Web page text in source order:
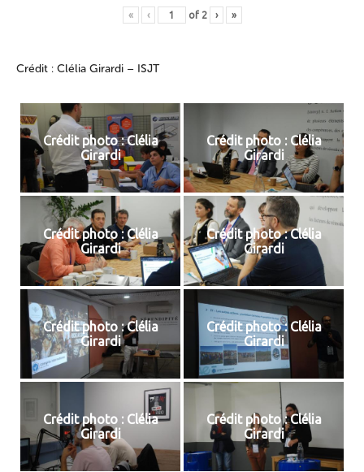
« ‹ of 2 › »
Crédit : Clélia Girardi – ISJT
Crédit photo : Clélia
Girardi
Crédit photo : Clélia
Girardi
Crédit photo : Clélia
Girardi
Crédit photo : Clélia
Girardi
Crédit photo : Clélia
Girardi
Crédit photo : Clélia
Girardi
Crédit photo : Clélia
Girardi
Crédit photo : Clélia
Girardi